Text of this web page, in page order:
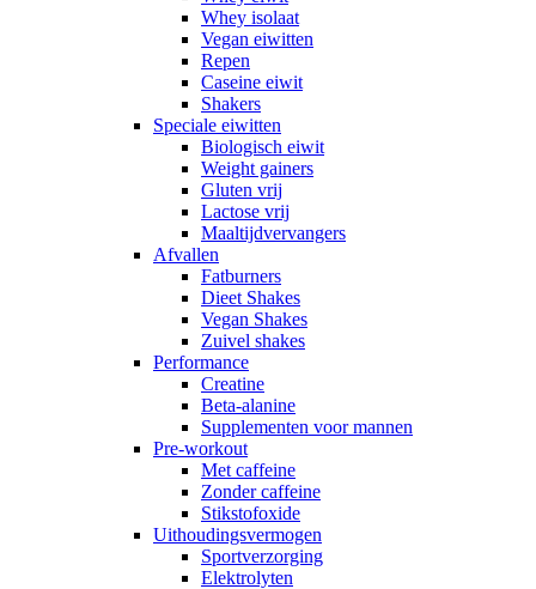
Whey isolaat
Vegan eiwitten
Repen
Caseine eiwit
Shakers
Speciale eiwitten
Biologisch eiwit
Weight gainers
Gluten vrij
Lactose vrij
Maaltijdvervangers
Afvallen
Fatburners
Dieet Shakes
Vegan Shakes
Zuivel shakes
Performance
Creatine
Beta-alanine
Supplementen voor mannen
Pre-workout
Met caffeine
Zonder caffeine
Stikstofoxide
Uithoudingsvermogen
Sportverzorging
Elektrolyten